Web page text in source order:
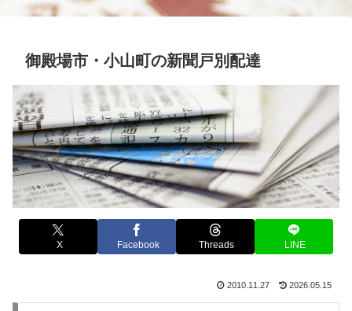
御殿場市・小山町の新聞戸別配達
X Facebook Threads LINE
2010.11.27 2026.05.15